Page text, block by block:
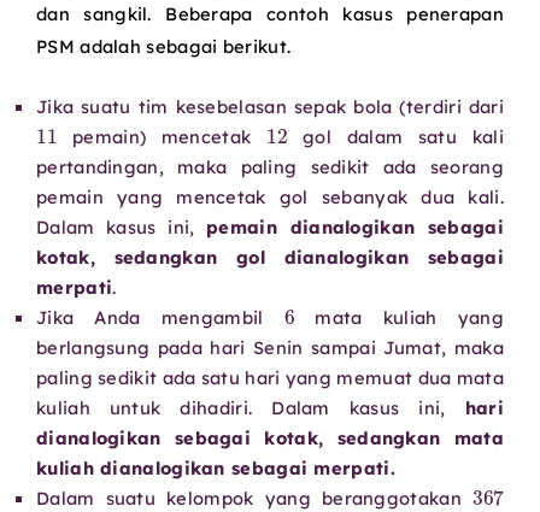
dan sangkil. Beberapa contoh kasus penerapan
PSM adalah sebagai berikut.
Jika suatu tim kesebelasan sepak bola (terdiri dari
11
pemain) mencetak
12
gol dalam satu kali
pertandingan, maka paling sedikit ada seorang
pemain yang mencetak gol sebanyak dua kali.
Dalam kasus ini, pemain dianalogikan sebagai
kotak, sedangkan gol dianalogikan sebagai
merpati.
Jika Anda mengambil
6
mata kuliah yang
berlangsung pada hari Senin sampai Jumat, maka
paling sedikit ada satu hari yang memuat dua mata
kuliah untuk dihadiri. Dalam kasus ini, hari
dianalogikan sebagai kotak, sedangkan mata
kuliah dianalogikan sebagai merpati.
Dalam suatu kelompok yang beranggotakan
367